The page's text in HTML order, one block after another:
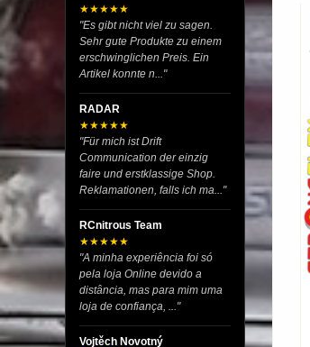
★★★★★
"Es gibt nicht viel zu sagen.
Sehr gute Produkte zu einem
erschwinglichen Preis. Ein
Artikel konnte n..."
RADAR
★★★★★
"Für mich ist Drift
Communication der einzig
faire und erstklassige Shop.
Reklamationen, falls ich ma..."
RCnitrous Team
★★★★★
"A minha experiência foi só
pela loja Online devido a
distância, mas para mim uma
loja de confiança, ..."
Vojtěch Novotný